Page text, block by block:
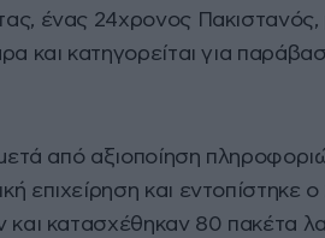
ένας 24χρονος
και κατηγορείται για
από αξιοποίηση
επιχείρηση και εντοπίστηκε
και κατασχέθηκαν 80 πακέτα